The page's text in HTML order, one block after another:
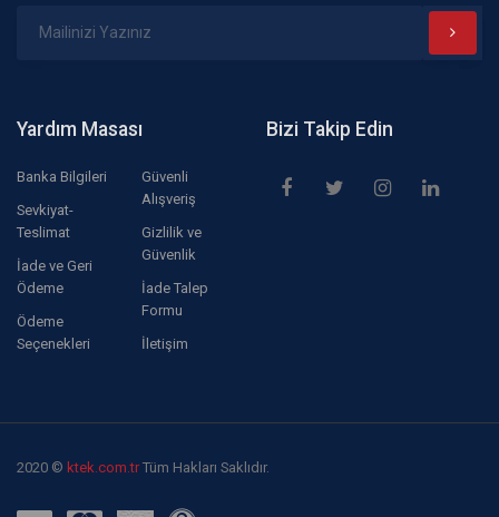
Yardım Masası
Banka Bilgileri
Sevkiyat-
Teslimat
İade ve Geri
Ödeme
Ödeme
Seçenekleri
Güvenli
Alışveriş
Gizlilik ve
Güvenlik
İade Talep
Formu
İletişim
Bizi Takip Edin
2020 © ktek.com.trTüm Hakları Saklıdır.